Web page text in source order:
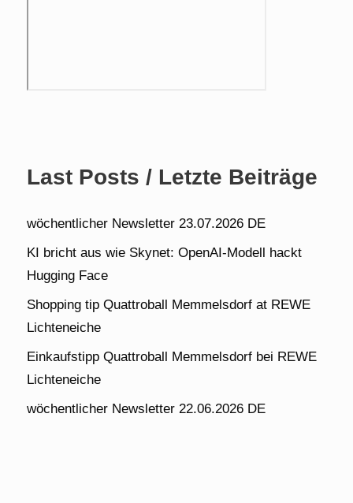
Last Posts / Letzte Beiträge
wöchentlicher Newsletter 23.07.2026 DE
KI bricht aus wie Skynet: OpenAI-Modell hackt
Hugging Face
Shopping tip Quattroball Memmelsdorf at REWE
Lichteneiche
Einkaufstipp Quattroball Memmelsdorf bei REWE
Lichteneiche
wöchentlicher Newsletter 22.06.2026 DE